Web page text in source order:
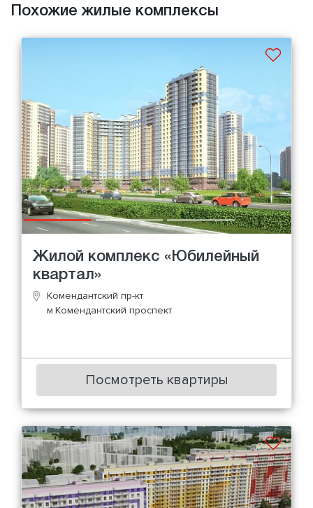
Похожие жилые комплексы
Жилой комплекс «Юбилейный
квартал»
Комендантский пр-кт
м.Комендантский проспект
Посмотреть квартиры